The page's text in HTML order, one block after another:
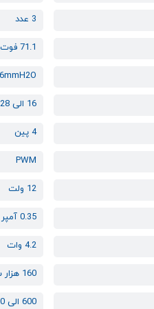
3 عدد
71.1 فوت مکعب در دقیقه
16 الی 28 دسی بل
4 پین
PWM
12 ولت
0.35 آمپر
4.2 وات
160 هزار ساعت
600 الی 1800 دور بر دقیقه